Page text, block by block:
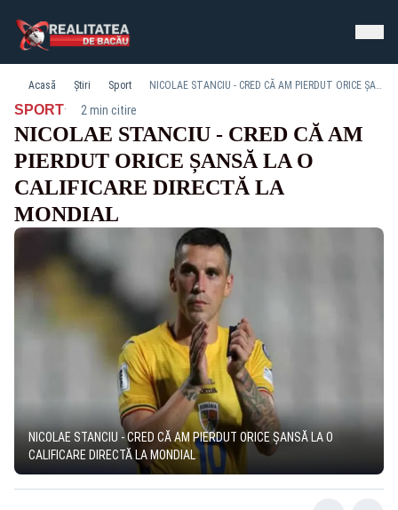
Acasă Știri Sport NICOLAE STANCIU - CRED CĂ AM PIERDUT ORICE ȘANSĂ LA O CALIFICARE DIRECTĂ LA MONDIAL
SPORT· 2 min citire
NICOLAE STANCIU - CRED CĂ AM
PIERDUT ORICE ȘANSĂ LA O
CALIFICARE DIRECTĂ LA
MONDIAL
NICOLAE STANCIU - CRED CĂ AM PIERDUT ORICE ȘANSĂ LA O
CALIFICARE DIRECTĂ LA MONDIAL